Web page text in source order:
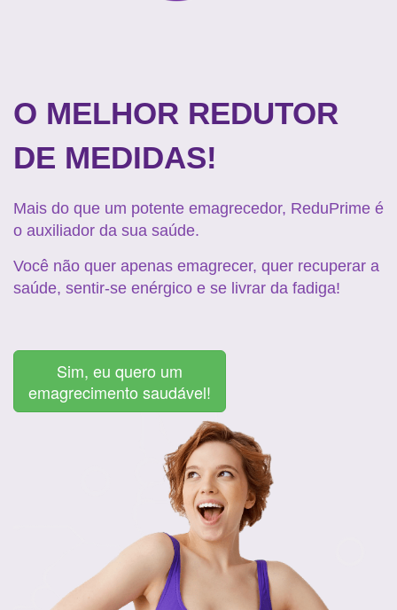
O MELHOR REDUTOR
DE MEDIDAS!
Mais do que um potente emagrecedor, ReduPrime é
o auxiliador da sua saúde.
Você não quer apenas emagrecer, quer recuperar a
saúde, sentir-se enérgico e se livrar da fadiga!
Sim, eu quero um
emagrecimento saudável!